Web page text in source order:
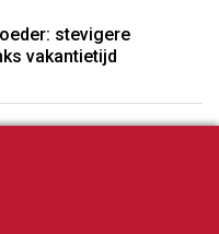
stevigere
vakantietijd